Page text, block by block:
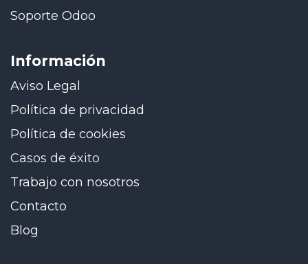
Soporte Odoo
Información
Aviso Legal
Política de privacidad
Política de cookies
Casos de éxito
Trabajo con nosotros
Contacto
Blog